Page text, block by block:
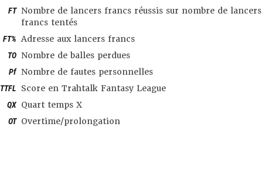
FT Nombre de lancers francs réussis sur nombre de lancers
francs tentés
FT% Adresse aux lancers francs
TO Nombre de balles perdues
Pf Nombre de fautes personnelles
TTFL Score en Trahtalk Fantasy League
QX Quart temps X
OT Overtime/prolongation